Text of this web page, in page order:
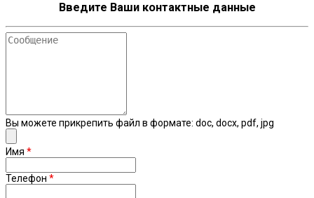
Введите Ваши контактные данные
Сообщение
Вы можете прикрепить файл в формате: doc, docx, pdf, jpg
Имя *
Телефон *